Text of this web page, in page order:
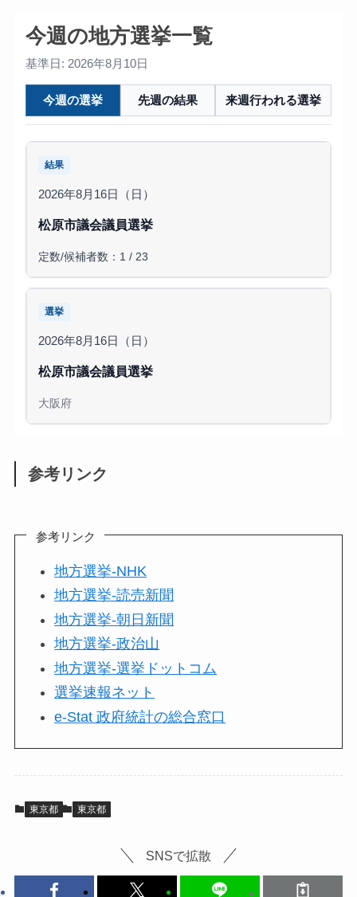
今週の地方選挙一覧
基準日: 2026年8月10日
今週の選挙 先週の結果 来週行われる選挙
結果
2026年8月16日（日）
松原市議会議員選挙
定数/候補者数：1 / 23
選挙
2026年8月16日（日）
松原市議会議員選挙
大阪府
参考リンク
参考リンク
地方選挙-NHK
地方選挙-読売新聞
地方選挙-朝日新聞
地方選挙-政治山
地方選挙-選挙ドットコム
選挙速報ネット
e-Stat 政府統計の総合窓口
東京都 東京都
SNSで拡散